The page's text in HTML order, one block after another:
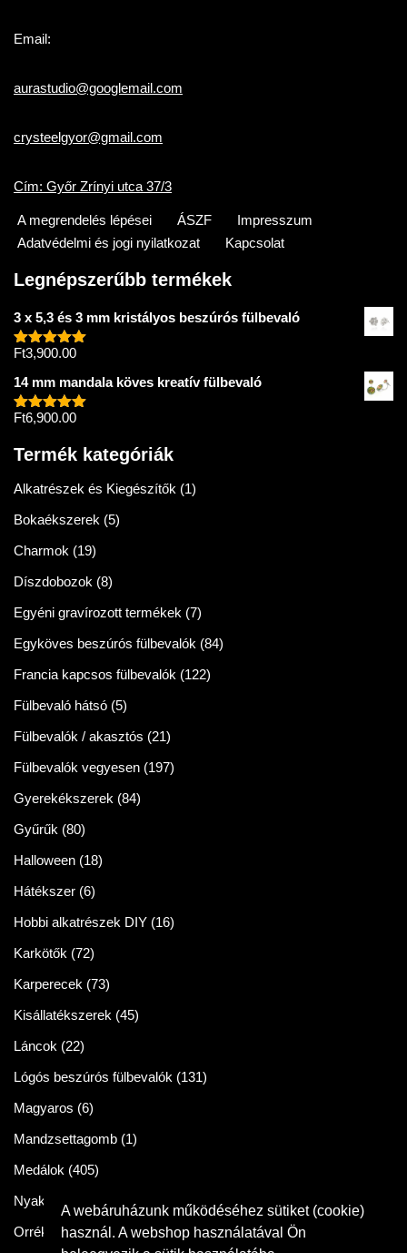
Email:
aurastudio@googlemail.com
crysteelgyor@gmail.com
Cím: Győr Zrínyi utca 37/3
A megrendelés lépései ÁSZF
Impresszum
Adatvédelmi és jogi nyilatkozat
Kapcsolat
Legnépszerűbb termékek
3 x 5,3 és 3 mm kristályos beszúrós fülbevaló
Értékelés:
Ft3,900.00
14 mm mandala köves kreatív fülbevaló
Értékelés:
Ft6,900.00
Termék kategóriák
Alkatrészek és Kiegészítők (1)
Bokaékszerek (5)
Charmok (19)
Díszdobozok (8)
Egyéni gravírozott termékek (7)
Egyköves beszúrós fülbevalók (84)
Francia kapcsos fülbevalók (122)
Fülbevaló hátsó (5)
Fülbevalók / akasztós (21)
Fülbevalók vegyesen (197)
Gyerekékszerek (84)
Gyűrűk (80)
Halloween (18)
Hátékszer (6)
Hobbi alkatrészek DIY (16)
Karkötők (72)
Karperecek (73)
Kisállatékszerek (45)
Láncok (22)
Lógós beszúrós fülbevalók (131)
Magyaros (6)
Mandzsettagomb (1)
Medálok (405)
Nyakláncok
(86)
Orrékszer (2)
A webáruházunk működéséhez sütiket (cookie)
használ. A webshop használatával Ön